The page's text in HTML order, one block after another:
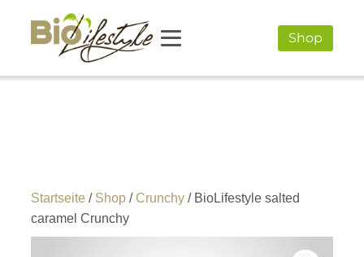
Shop
Startseite / Shop / Crunchy / BioLifestyle salted
caramel Crunchy